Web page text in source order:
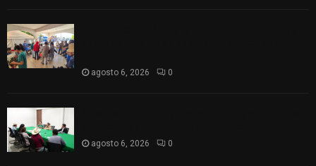
agosto 6, 2026 0
agosto 6, 2026 0